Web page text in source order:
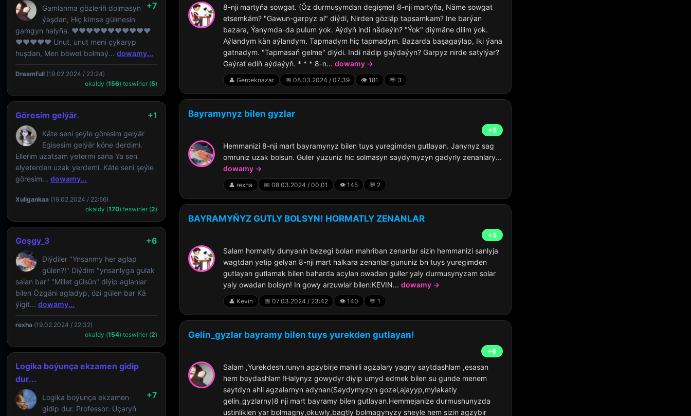
+7
Gamlanma gözleriñ dolmasyn
ýaşdan, Hiç kimse gülmesin
gamgyn halyña. ❤️♥️❤️♥️❤️♥️❤️♥️❤️♥️♥️
❤️♥️❤️♥️❤️ Unut, unut meni çykaryp
huşdan, Men böwet bolmaý... dowamy...
Dreamfull (19.02.2024 / 22:24)
okaldy (156) teswirler (5)
Göresim gelýär. +1
Käte seni şeýle göresim gelýär
Egisesim gelýär köne derdimi.
Ellerim uzatsam yetermi saña Ya sen
elyeterden uzak yerdemi. Käte seni şeýle
göresim... dowamy...
Xuligankaa (19.02.2024 / 22:56)
okaldy (170) teswirler (2)
Goşgy_3 +6
Diýdiler "Ynsanmy her aglap
gülen?!" Diýdim "ynsanlyga gulak
salan bar" "Millet gülsün" diýip aglanlar
bilen Özgäni agladyp, özi gülen bar Kä
ýigit... dowamy...
rexha (19.02.2024 / 22:32)
okaldy (154) teswirler (2)
Logika boýunça ekzamen gidip
dur...
+7
Logika boýunça ekzamen
gidip dur. Professor: Uçaryň
8-nji martyňa sowgat. (Öz durmuşymdan degişme) 8-nji martyňa, Näme sowgat
etsemkäm? "Gawun-garpyz al" diýdi, Nirden gözläp tapsamkam? Ine barýan
bazara, Ýanymda-da pulum ýok. Aýdyň indi nädeýin? "Ýok" diýmäne dilim ýok.
Aýlandym kän aýlandym. Tapmadym hiç tapmadym. Bazarda başagaýlap, Iki ýana
gatnadym. "Tapmasaň gelme" diýdi. Indi nädip gaýdaýyn? Garpyz nirde satylýar?
Gaýrat ediň aýdaýyň. * * * 8-n... dowamy →
👤 Gerceknazar 📅 08.03.2024 / 07:39 👁️ 181 💬 3
Bayramynyz bilen gyzlar
+5
Hemmanizi 8-nji mart bayramynyz bilen tuys yuregimden gutlayan. Janynyz sag
omruniz uzak bolsun. Guler yuzuniz hic solmasyn saydymyzyn gadyrly zenanlary...
dowamy →
👤 rexha 📅 08.03.2024 / 00:01 👁️ 145 💬 2
BAYRAMYÑYZ GUTLY BOLSYN! HORMATLY ZENANLAR
+5
Salam hormatly dunyanin bezegi bolan mahriban zenanlar sizin hemmanizi sanlyja
wagtdan yetip gelyan 8-nji mart halkara zenanlar gununiz bn tuys yuregimden
gutlayan gutlamak bilen baharda acylan owadan guller yaly durmusynyzam solar
yaly owadan bolsyn! In gowy arzuwlar bilen:KEVIN... dowamy →
👤 Kevin 📅 07.03.2024 / 23:42 👁️ 140 💬 1
Gelin_gyzlar bayramy bilen tuys yurekden gutlayan!
+6
Salam ,Yurekdesh.runyn agzybirje mahirli agzalary yagny saytdashlam ,esasan
hem boydashlam !Halynyz gowydyr diyip umyd edmek bilen su gunde menem
saytdyn ahli agzalarnyn adynan(Saydymyzyn gozel,ajayyp,mylakatly
gelin_gyzlarny)8 nji mart bayramy bilen gutlayan.Hemmejanize durmushunyzda
ustinliklen yar bolmagny,okuwly,bagtly bolmagynyzy sheyle hem sizin agzybir